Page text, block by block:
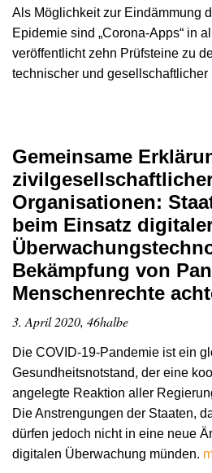
Als Möglichkeit zur Eindämmung
Epidemie sind „Corona-Apps“ in
veröffentlicht zehn Prüfsteine zu
technischer und gesellschaftlicher
Gemeinsame
Organisationen:
beim Einsatz
Bekämpfung von
Menschenrechte
3. April 2020, 46halbe
Die COVID-19-Pandemie ist ein
Gesundheitsnotstand, der eine
angelegte Reaktion aller
Die Anstrengungen der Staaten,
dürfen jedoch nicht in eine neue
digitalen Überwachung münden.